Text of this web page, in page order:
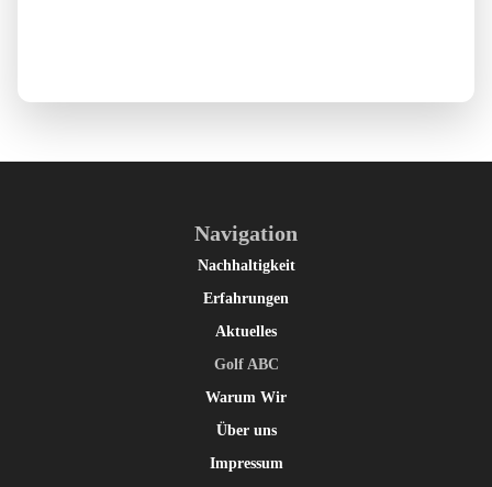
Navigation
Nachhaltigkeit
Erfahrungen
Aktuelles
Golf ABC
Warum Wir
Über uns
Impressum